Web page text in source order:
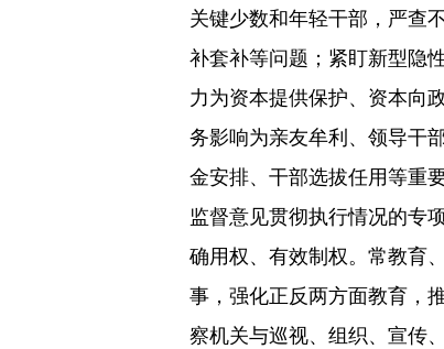
关键少数和年轻干部，严查
补套补等问题；紧盯新型隐
力为资本提供保护、资本向
务影响为亲友牟利、领导干
金安排、干部选拔任用等重
监督意见贯彻执行情况的专
确用权、有效制权。常教育
事，强化正反两方面教育，
察机关与巡视、组织、宣传